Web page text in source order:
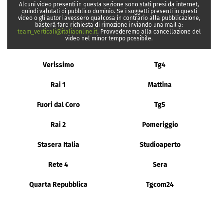
Alcuni video presenti in questa sezione sono stati presi da internet,
quindi valutati di pubblico dominio. Se i soggetti presenti in questi
video o gli autori avessero qualcosa in contrario alla pubblicazione,
basterà fare richiesta di rimozione inviando una mail a:
team_verticali@italiaonline.it. Provvederemo alla cancellazione del
video nel minor tempo possibile.
Verissimo Tg4
Rai 1 Mattina
Fuori dal Coro Tg5
Rai 2 Pomeriggio
Stasera Italia Studioaperto
Rete 4 Sera
Quarta Repubblica Tgcom24